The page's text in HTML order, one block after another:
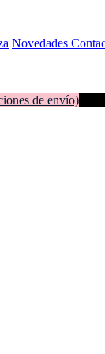
Novedades
de envío)